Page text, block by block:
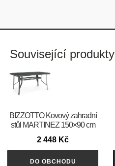
Související produkty
BIZZOTTO Kovový zahradní
stůl MARTINEZ 150×90 cm
2 448 Kč
DO OBCHODU